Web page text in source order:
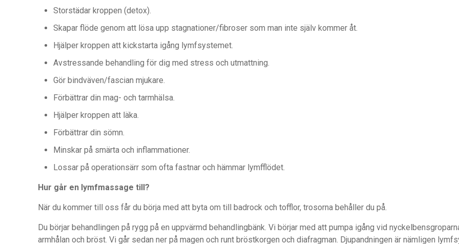
Storstädar kroppen (detox).
Skapar flöde genom att lösa upp stagnationer/fibroser som man inte själv kommer åt.
Hjälper kroppen att kickstarta igång lymfsystemet.
Avstressande behandling för dig med stress och utmattning.
Gör bindväven/fascian mjukare.
Förbättrar din mag- och tarmhälsa.
Hjälper kroppen att läka.
Förbättrar din sömn.
Minskar på smärta och inflammationer.
Lossar på operationsärr som ofta fastnar och hämmar lymfflödet.
Hur går en lymfmassage till?
När du kommer till oss får du börja med att byta om till badrock och tofflor, trosorna behåller du på.
Du börjar behandlingen på rygg på en uppvärmd behandlingbänk. Vi börjar med att pumpa igång vid
armhålan och bröst. Vi går sedan ner på magen och runt bröstkorgen och diafragman. Djupandningen är nämligen